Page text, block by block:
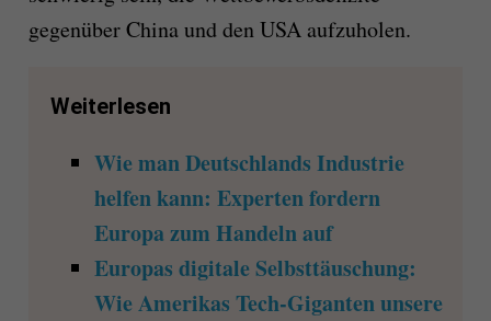
gegenüber China und den USA aufzuholen.
Weiterlesen
Wie man Deutschlands Industrie
helfen kann: Experten fordern
Europa zum Handeln auf
Europas digitale Selbsttäuschung:
Wie Amerikas Tech-Giganten unsere